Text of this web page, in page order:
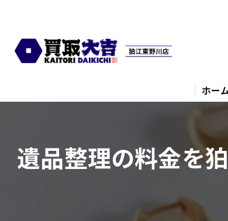
ホー
遺品整理の料金を